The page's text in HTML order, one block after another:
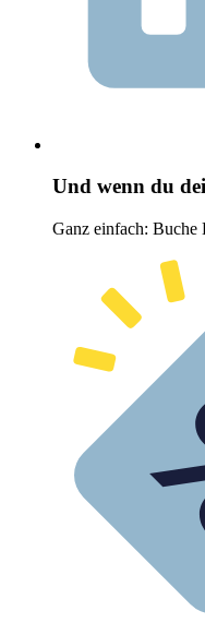
Und wenn du
Ganz einfach: Buche